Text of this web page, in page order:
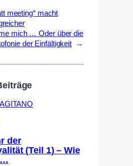
meeting“ macht
mich … Oder über die
der Einfältigkeit
→
der
(Teil 1) – Wie
…